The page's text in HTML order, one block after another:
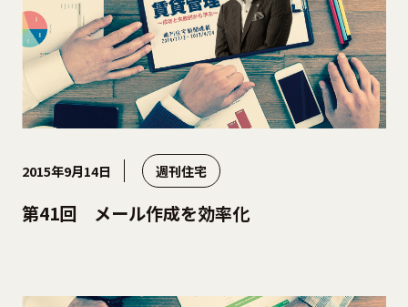
2015年9月14日 週刊住宅
第41回 メール作成を効率化